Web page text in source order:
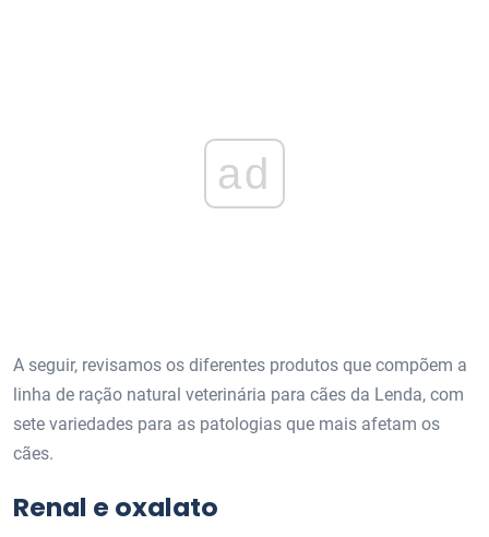
ad
A seguir, revisamos os diferentes produtos que compõem a
linha de ração natural veterinária para cães da Lenda, com
sete variedades para as patologias que mais afetam os
cães.
Renal e oxalato